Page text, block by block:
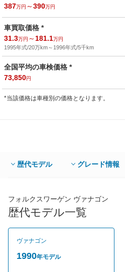
387万円 ～390万円
車買取価格 *
31.3万円 ～ 181.1万円
1995年式/20万km～ 1996年式/5千km
全国平均の車検価格 *
73,850円
*当該価格は車種別の価格となります。
歴代モデル グレード情報
フォルクスワーゲン ヴァナゴン
歴代モデル一覧
ヴァナゴン
1990年モデル